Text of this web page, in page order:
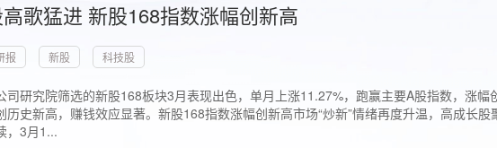
歌猛进 新股168指数涨幅创新高
报 新股 科技股
司研究院筛选的新股168板块3月表现出色，单月上涨11.27%，跑赢主要A股指数，涨
历史新高，赚钱效应显著。新股168指数涨幅创新高市场“炒新”情绪再度升温，高成长
，3月1...